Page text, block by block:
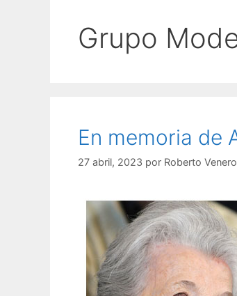
Grupo
En memoria de
27 abril, 2023 por Roberto Venero